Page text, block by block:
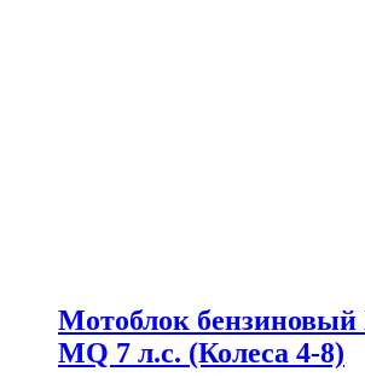
Мотоблок бензиновый
MQ 7 л.с. (Колеса 4-8)